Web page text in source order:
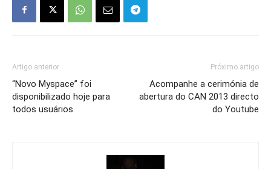
Artigo anterior
“Novo Myspace” foi
disponibilizado hoje para
todos usuários
Próximo artigo
Acompanhe a cerimónia de
abertura do CAN 2013 directo
do Youtube